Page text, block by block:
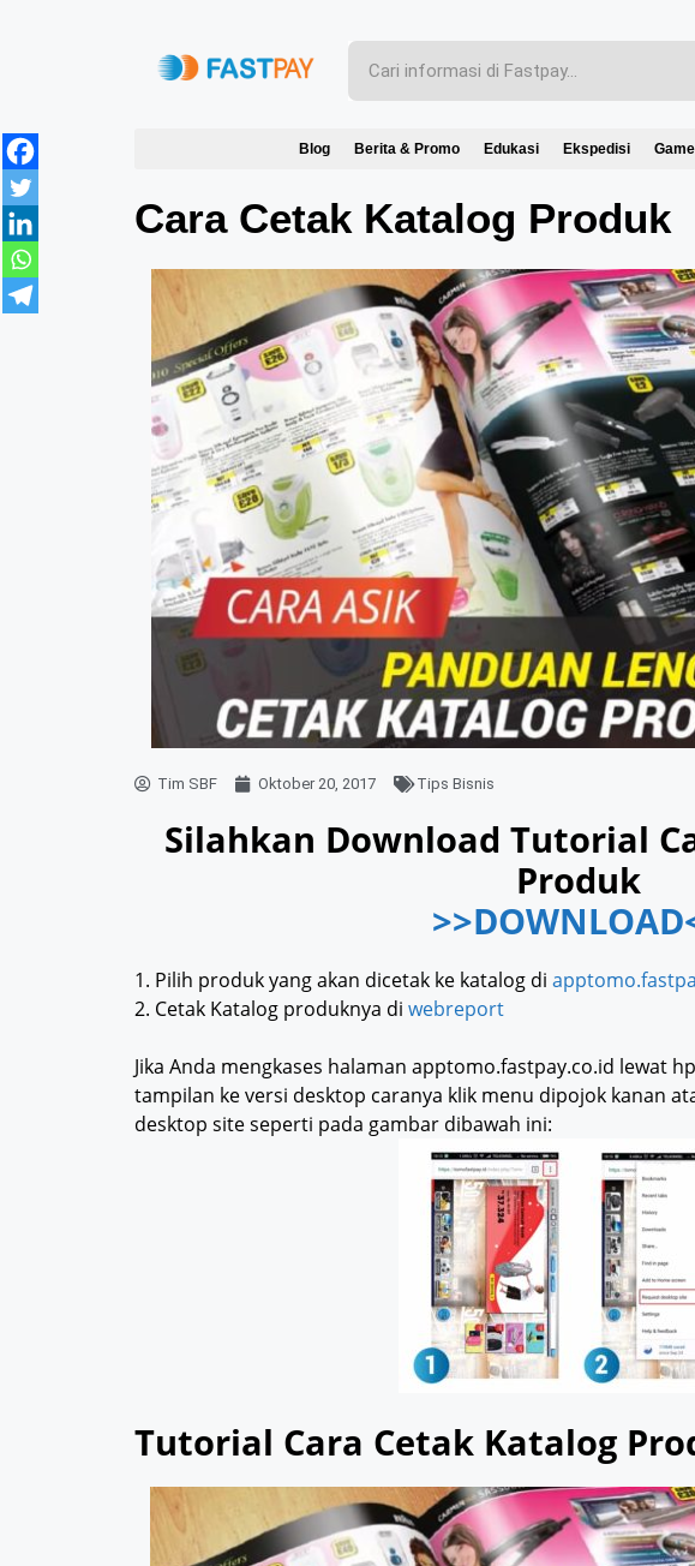
Blog Berita & Promo Edukasi Ekspedisi Game
Cara Cetak Katalog Produk
Tim SBF Oktober 20, 2017 Tips Bisnis
Silahkan Download Tutorial
Produk
1. Pilih produk yang akan dicetak ke katalog di
2. Cetak Katalog produknya di webreport
Jika Anda mengkases halaman apptomo.fastpay.co.id lewat
tampilan ke versi desktop caranya klik menu dipojok kanan
desktop site seperti pada gambar dibawah ini:
Tutorial Cara Cetak Katalog